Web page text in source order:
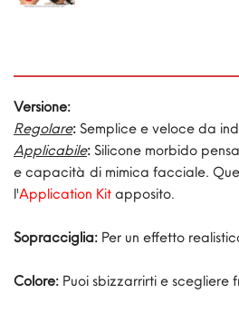
Versione:
Regolare: Semplice e veloce da
Applicabile: Silicone morbido
e capacità di mimica facciale.
l'Application Kit apposito.
Sopracciglia: Per un effetto
Colore: Puoi sbizzarrirti e scegliere